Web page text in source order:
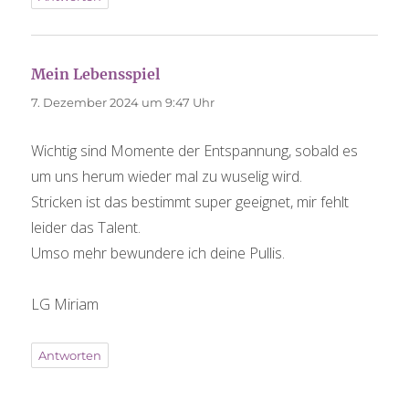
Mein Lebensspiel
7. Dezember 2024 um 9:47 Uhr
Wichtig sind Momente der Entspannung, sobald es
um uns herum wieder mal zu wuselig wird.
Stricken ist das bestimmt super geeignet, mir fehlt
leider das Talent.
Umso mehr bewundere ich deine Pullis.
LG Miriam
Antworten